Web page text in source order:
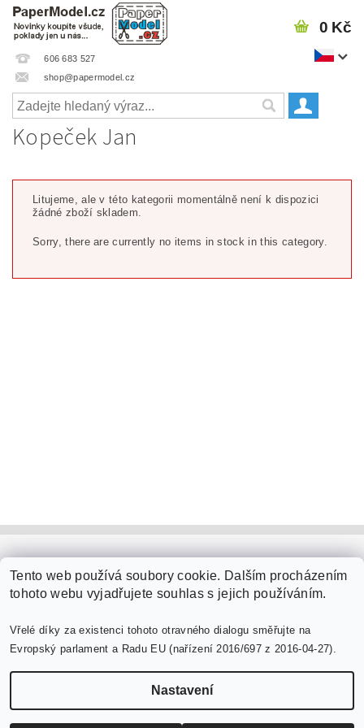
606 683 527
shop@papermodel.cz
0 Kč
Kopeček Jan
Litujeme, ale v této kategorii momentálně není k dispozici
žádné zboží skladem.
Sorry, there are currently no items in stock in this category.
Tento web používá soubory cookie. Dalším procházením
tohoto webu vyjadřujete souhlas s jejich používáním.
Vřelé díky za existenci tohoto otravného dialogu směřujte na
Evropský parlament a Radu EU (nařízení 2016/697 z 2016-04-27).
Nastavení